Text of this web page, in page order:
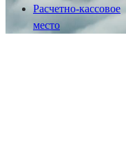
Расчетно-кассовое
место